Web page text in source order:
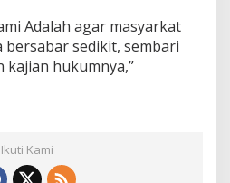
Adalah agar masyarkat
bersabar sedikit, sembari
kajian hukumnya,”
Ikuti Kami